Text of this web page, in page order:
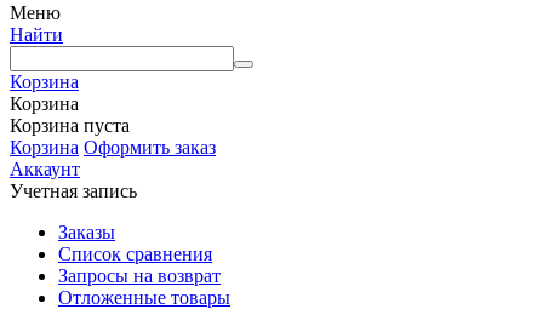
Меню
Найти
Корзина
Корзина
Корзина пуста
Корзина Оформить заказ
Аккаунт
Учетная запись
Заказы
Список сравнения
Запросы на возврат
Отложенные товары